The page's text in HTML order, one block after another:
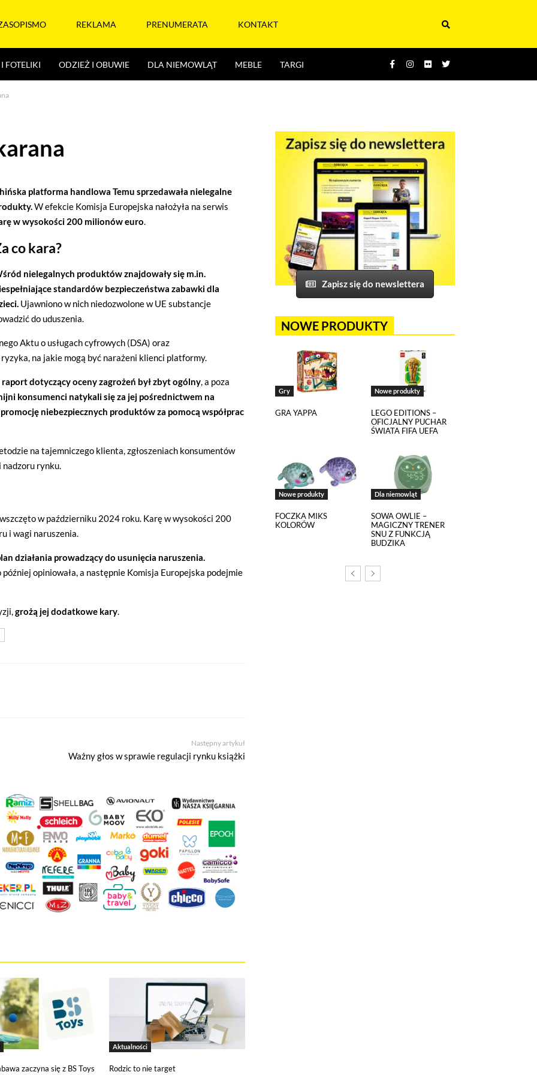
REKLAMA PRENUMERATA KONTAKT
FOTELIKI ODZIEŻ I OBUWIE DLA NIEMOWLĄT MEBLE TARGI
platforma handlowa Temu sprzedawała nielegalne
W efekcie Komisja Europejska nałożyła na serwis
w wysokości 200 milionów euro.
co kara?
nielegalnych produktów znajdowały się m.in.
standardów bezpieczeństwa zabawki dla
Ujawniono w nich niedozwolone w UE substancje
do uduszenia.
Aktu o usługach cyfrowych (DSA) oraz
na jakie mogą być narażeni klienci platformy.
dotyczący oceny zagrożeń był zbyt ogólny, a poza
konsumenci natykali się za jej pośrednictwem na
niebezpiecznych produktów za pomocą współprac
na tajemniczego klienta, zgłoszeniach konsumentów
nadzoru rynku.
w październiku 2024 roku. Karę w wysokości 200
i wagi naruszenia.
działania prowadzący do usunięcia naruszenia.
opiniowała, a następnie Komisja Europejska podejmie
grożą jej dodatkowe kary.
Następny artykuł
Ważny głos w sprawie regulacji rynku książki
zaczyna się z BS Toys
Aktualności
Rodzic to nie target
Zapisz się do newslettera
NOWE PRODUKTY
Gry
GRA YAPPA
Nowe produkty
LEGO EDITIONS –
OFICJALNY PUCHAR
ŚWIATA FIFA UEFA
Nowe produkty
FOCZKA MIKS
KOLORÓW
Dla niemowląt
SOWA OWLIE –
MAGICZNY TRENER
SNU Z FUNKCJĄ
BUDZIKA
swoją prywatność. Wychodząc naprzeciw Twoim oczekiwaniom, na tej stronie został
Ci kontrolować wykorzystywanie plików cookies oraz innych technologii śledzących.
stosowane przez tutaj pliki cookies, kliknij w poniższy przycisk.
pozwalającego na gromadzenie, przeglądanie i analizę statystyk związanych z aktywnością
Google Analytics gromadzi informacje na temat Twojej aktywności na naszej stronie, które mogą
budowaniu Twojego profilu użytkownika. Ponadto, informacje z Google Analytics mogą być
reklamowych prowadzonych z wykorzystaniem Google Ads. Jeżeli sobie tego nie życzysz, możesz